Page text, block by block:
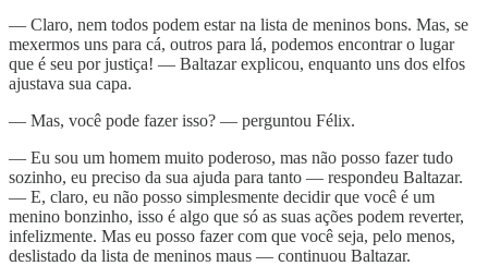
— Claro, nem todos podem estar na lista de meninos bons. Mas, se
mexermos uns para cá, outros para lá, podemos encontrar o lugar
que é seu por justiça! — Baltazar explicou, enquanto uns dos elfos
ajustava sua capa.
— Mas, você pode fazer isso? — perguntou Félix.
— Eu sou um homem muito poderoso, mas não posso fazer tudo
sozinho, eu preciso da sua ajuda para tanto — respondeu Baltazar.
— E, claro, eu não posso simplesmente decidir que você é um
menino bonzinho, isso é algo que só as suas ações podem reverter,
infelizmente. Mas eu posso fazer com que você seja, pelo menos,
deslistado da lista de meninos maus — continuou Baltazar.